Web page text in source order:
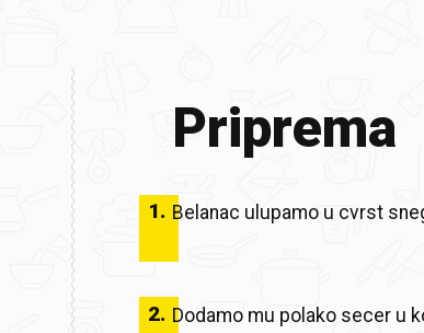
Priprema
1. Belanac ulupamo u cvrst
2. Dodamo mu polako secer u